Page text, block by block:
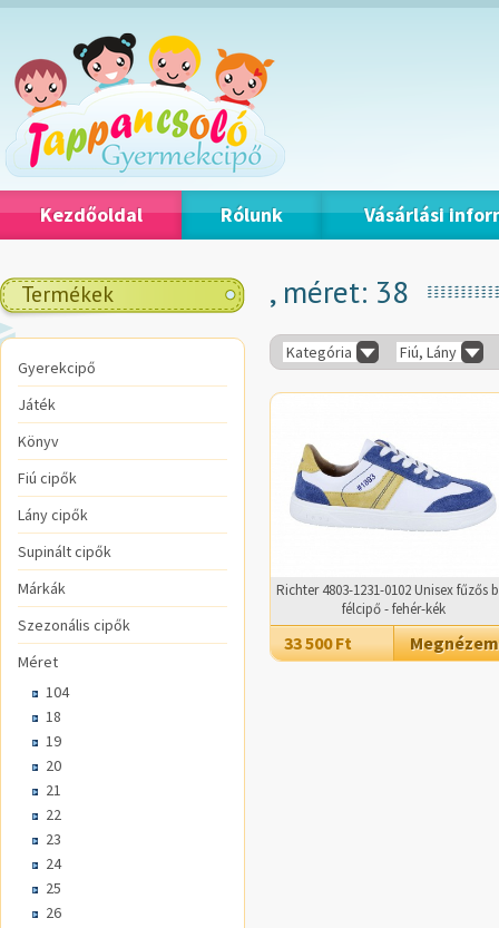
Kezdőoldal Rólunk Vásárlási
Termékek
Gyerekcipő
Játék
Könyv
Fiú cipők
Lány cipők
Supinált cipők
Márkák
Szezonális cipők
Méret
104
18
19
20
21
22
23
24
25
26
, méret: 38
Kategória Fiú, Lány
Richter 4803-1231-0102 Unisex fűzős
félcipő - fehér-kék
33 500 Ft Megnézem